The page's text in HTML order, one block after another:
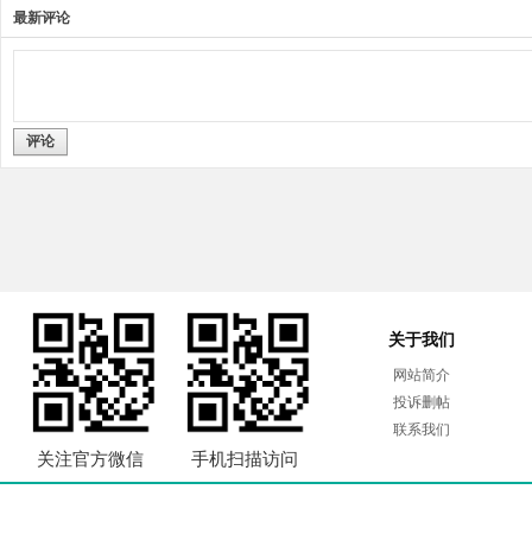
最新评论
评论
关注官方微信 手机扫描访问
关于我们
网站简介
投诉删帖
联系我们